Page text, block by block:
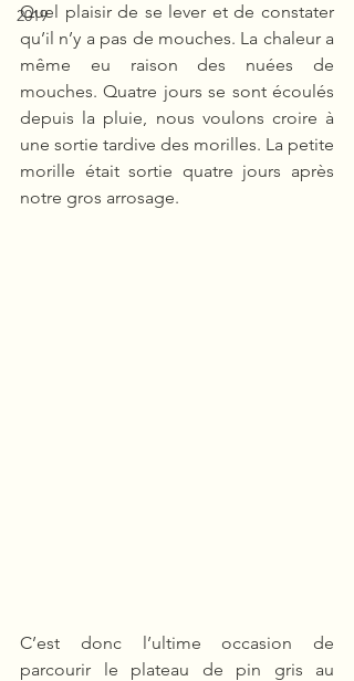
2019
Quel plaisir de se lever et de constater
qu’il n’y a pas de mouches. La chaleur a
même eu raison des nuées de
mouches. Quatre jours se sont écoulés
depuis la pluie, nous voulons croire à
une sortie tardive des morilles. La petite
morille était sortie quatre jours après
notre gros arrosage.
C’est donc l’ultime occasion de
parcourir le plateau de pin gris au